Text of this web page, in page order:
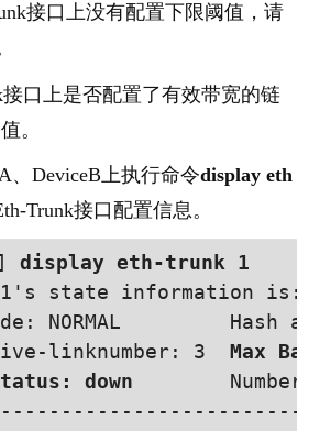
接口上没有配置下限阈值，请
接口上是否配置了有效带宽的链
。
、 DeviceB上执行命令display eth
Trunk接口配置信息。
display eth-trunk 1
state information is:
NORMAL         Hash
linknumber: 3 Max
down
Number